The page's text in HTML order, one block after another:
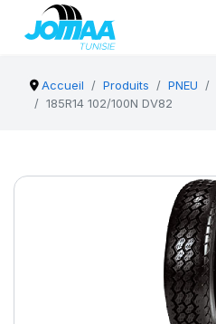
Accueil Produits PNEU
185R14 102/100N DV82